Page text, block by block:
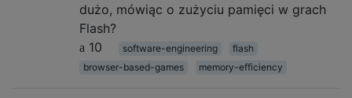
dużo, mówiąc o zużyciu pamięci w grach
Flash?
10
software-engineering
flash
browser-based-games
memory-efficiency